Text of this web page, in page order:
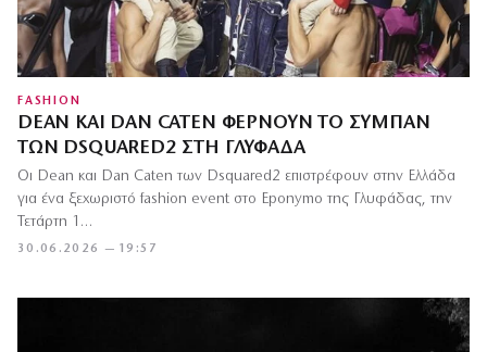
FASHION
DEAN ΚΑΙ DAN CATEN ΦΈΡΝΟΥΝ ΤΟ ΣΎΜΠΑΝ
ΤΩΝ DSQUARED2 ΣΤΗ ΓΛΥΦΆΔΑ
30.06.2026 — 19:57
Οι Dean και Dan Caten των Dsquared2 επιστρέφουν στην Ελλάδα
για ένα ξεχωριστό fashion event στο Eponymo της Γλυφάδας, την
Τετάρτη 1…